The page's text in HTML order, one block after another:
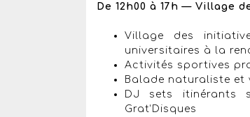
De 12h00 à 17h — Village
Village des
universitaires à la
Activités sportives
Balade naturaliste et
DJ sets itinérants
Grat’Disques